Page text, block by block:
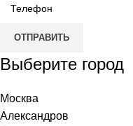
ОТПРАВИТЬ
Выберите город
Москва
Александров